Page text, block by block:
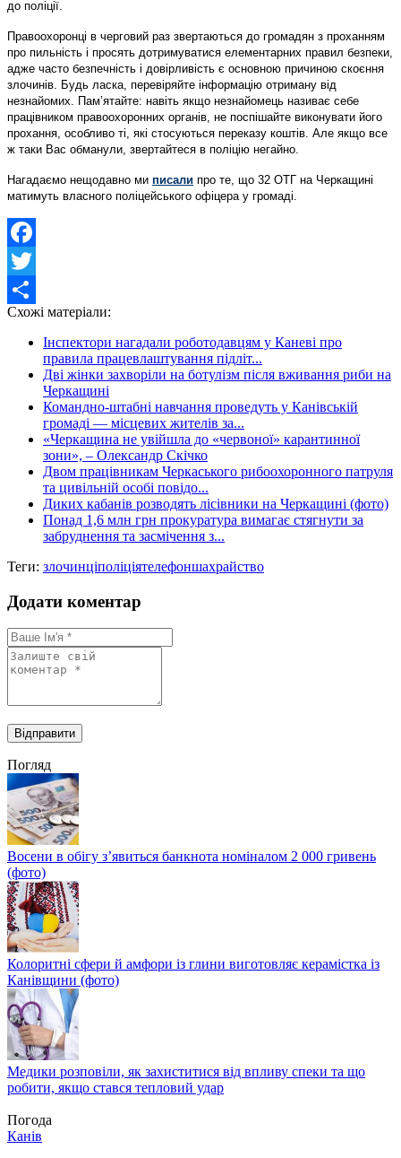
до поліції.
Правоохоронці в черговий раз звертаються до громадян з проханням
про пильність і просять дотримуватися елементарних правил безпеки,
адже часто безпечність і довірливість є основною причиною скоєння
злочинів. Будь ласка, перевіряйте інформацію отриману від
незнайомих. Пам’ятайте: навіть якщо незнайомець називає себе
працівником правоохоронних органів, не поспішайте виконувати його
прохання, особливо ті, які стосуються переказу коштів. Але якщо все
ж таки Вас обманули, звертайтеся в поліцію негайно.
Нагадаємо нещодавно ми писали про те, що 32 ОТГ на Черкащині
матимуть власного поліцейського офіцера у громаді.
Facebook
Twitter
Share
Схожі матеріали:
Інспектори нагадали роботодавцям у Каневі про
правила працевлаштування підліт...
Дві жінки захворіли на ботулізм після вживання риби на
Черкащині
Командно-штабні навчання проведуть у Канівській
громаді — місцевих жителів за...
«Черкащина не увійшла до «червоної» карантинної
зони», – Олександр Скічко
Двом працівникам Черкаського рибоохоронного патруля
та цивільній особі повідо...
Диких кабанів розводять лісівники на Черкащині (фото)
Понад 1,6 млн грн прокуратура вимагає стягнути за
забруднення та засмічення з...
Теги: злочинціполіціятелефоншахрайство
Додати коментар
Погляд
Восени в обігу з’явиться банкнота номіналом 2 000 гривень
(фото)
Колоритні сфери й амфори із глини виготовляє керамістка із
Канівщини (фото)
Медики розповіли, як захиститися від впливу спеки та що
робити, якщо стався тепловий удар
Погода
Канів